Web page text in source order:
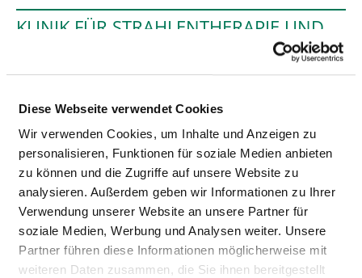
Diese Webseite verwendet Cookies
Wir verwenden Cookies, um Inhalte und Anzeigen zu
personalisieren, Funktionen für soziale Medien anbieten
zu können und die Zugriffe auf unsere Website zu
analysieren. Außerdem geben wir Informationen zu Ihrer
Verwendung unserer Website an unsere Partner für
soziale Medien, Werbung und Analysen weiter. Unsere
Partner führen diese Informationen möglicherweise mit
weiteren Daten zusammen, die Sie ihnen bereitgestellt
KLINIK FÜR STRAHLENTHERAPIE UND
UNIVERSITÄTSKLINIK FÜR
Georgstraße 12
26121 Oldenburg
Tel.:0441-229-1601
Fax: 0441-229-1645
Mail: ed.latipsoh-suip@eiparehtnelharts
Anfahrt